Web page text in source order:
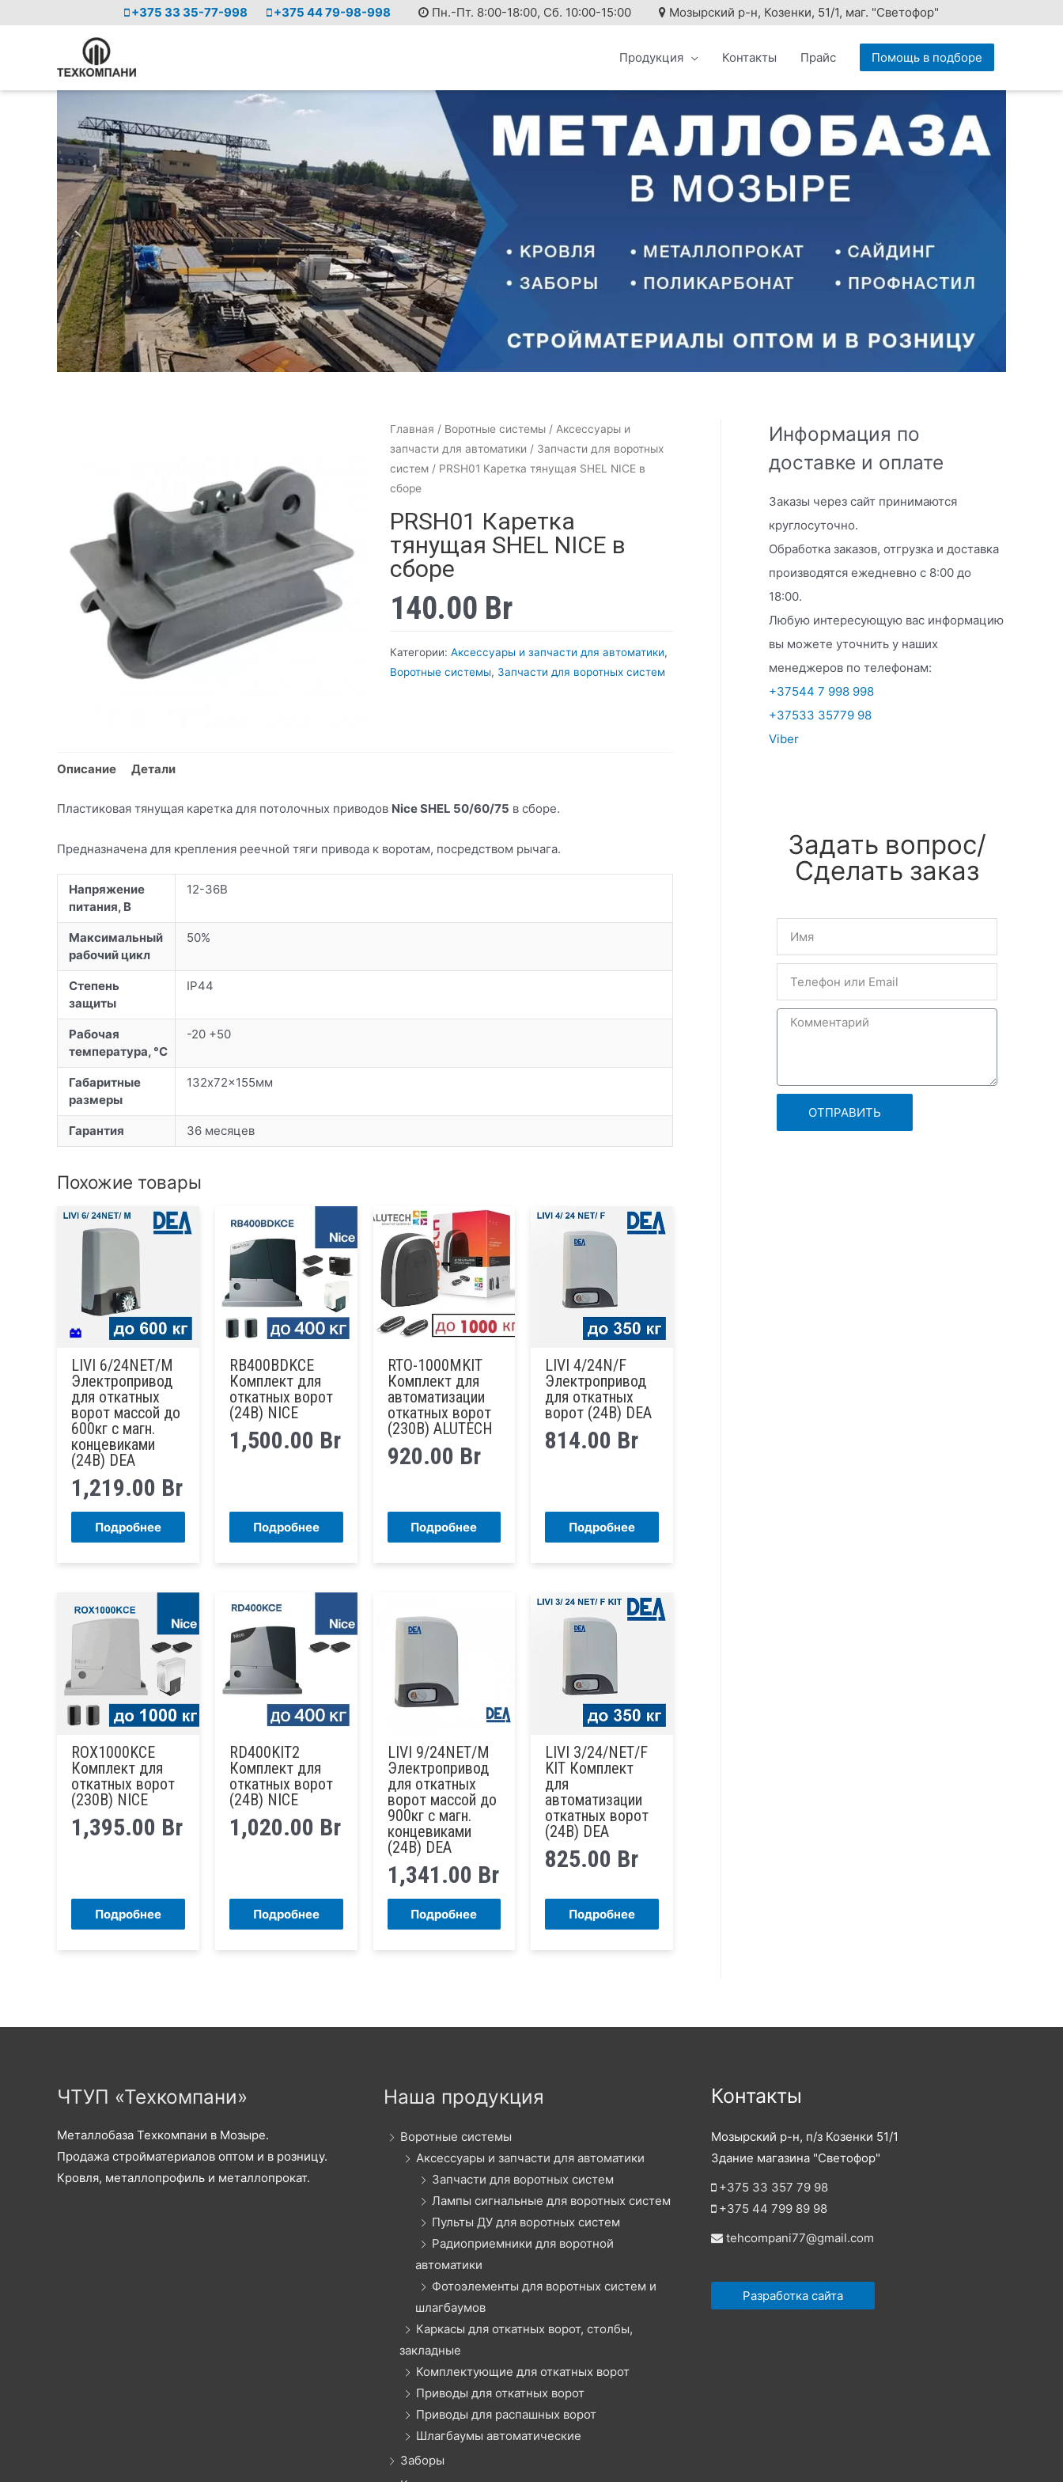
+375 33 35-77-998 +375 44 79-98-998 Пн.-Пт. 8:00-18:00, Сб. 10:00-15:00 Мозырский р-н, Козенки, 51/1, маг. "Светофор"
Продукция Контакты Прайс Помощь в подборе
Главная / Воротные системы/ Аксессуары и
запчасти для автоматики / Запчасти для воротных
систем/ PRSH01 Каретка тянущая SHEL NICE в
сборе
PRSH01 Каретка
тянущая SHEL NICE в
сборе
140.00 Br
Категории: Аксессуары и запчасти для автоматики,
Воротные системы, Запчасти для воротных систем
Описание Детали
Пластиковая тянущая каретка для потолочных приводов Nice SHEL 50/60/75 в сборе.
Предназначена для крепления реечной тяги привода к воротам, посредством рычага.
Напряжение
питания, В
12-36В
Максимальный
рабочий цикл
50%
Степень
защиты
IP44
Рабочая
температура, °C
-20 +50
Габаритные
размеры
132х72×155мм
Гарантия 36 месяцев
Похожие товары
LIVI 6/24NET/M
Электропривод
для откатных
ворот массой до
600кг с магн.
концевиками
(24В) DEA
1,219.00 Br
Подробнее
RB400BDKCE
Комплект для
откатных ворот
(24В) NICE
1,500.00 Br
Подробнее
RTO-1000MKIT
Комплект для
автоматизации
откатных ворот
(230В) ALUTECH
920.00 Br
Подробнее
LIVI 4/24N/F
Электропривод
для откатных
ворот (24В) DEA
814.00 Br
Подробнее
ROX1000KCE
Комплект для
откатных ворот
(230В) NICE
1,395.00 Br
Подробнее
RD400KIT2
Комплект для
откатных ворот
(24В) NICE
1,020.00 Br
Подробнее
LIVI 9/24NET/M
Электропривод
для откатных
ворот массой до
900кг с магн.
концевиками
(24В) DEA
1,341.00 Br
Подробнее
LIVI 3/24/NET/F
KIT Комплект
для
автоматизации
откатных ворот
(24В) DEA
825.00 Br
Подробнее
Информация по
доставке и оплате
Заказы через сайт принимаются
круглосуточно.
Обработка заказов, отгрузка и доставка
производятся ежедневно с 8:00 до
18:00.
Любую интересующую вас информацию
вы можете уточнить у наших
менеджеров по телефонам:
+37544 7 998 998
+37533 35779 98
Viber
Задать вопрос/
Сделать заказ
ОТПРАВИТЬ
ЧТУП «Техкомпани»
Металлобаза Техкомпани в Мозыре.
Продажа стройматериалов оптом и в розницу.
Кровля, металлопрофиль и металлопрокат.
Наша продукция
Воротные системы
Аксессуары и запчасти для автоматики
Запчасти для воротных систем
Лампы сигнальные для воротных систем
Пульты ДУ для воротных систем
Радиоприемники для воротной
автоматики
Фотоэлементы для воротных систем и
шлагбаумов
Каркасы для откатных ворот, столбы,
закладные
Комплектующие для откатных ворот
Приводы для откатных ворот
Приводы для распашных ворот
Шлагбаумы автоматические
Заборы
Контакты
Мозырский р-н, п/з Козенки 51/1
Здание магазина "Светофор"
+375 33 357 79 98
+375 44 799 89 98
tehcompani77@gmail.com
Разработка сайта